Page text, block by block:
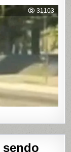
É
E
POR
APÓS
BRIGA
EM
CASA
SHOWS
SÃO
PAULO
31103